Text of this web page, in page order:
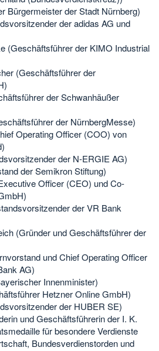
Bürgermeister der Stadt Nürnberg)
der adidas AG und
(Geschäftsführer der KIMO Industrial
(Geschäftsführer der
der Schwanhäußer
der NürnbergMesse)
Operating Officer (COO) von
der N-ERGIE AG)
der Semikron Stiftung)
Officer (CEO) und Co-
der VR Bank
(Gründer und Geschäftsführer der
und Chief Operating Officer
AG)
Innenminister)
Hetzner Online GmbH)
der HUBER SE)
und Geschäftsführerin der I. K.
für besondere Verdienste
Bundesverdienstorden und